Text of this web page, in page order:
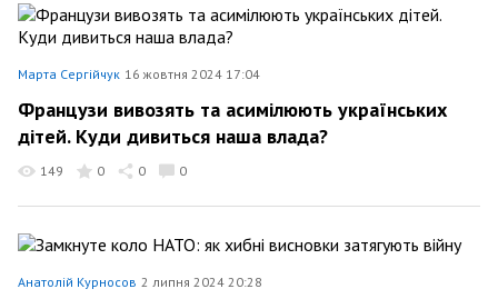
Марта Сергійчук 16 жовтня 2024 17:04
Французи вивозять та асимілюють українських
дітей. Куди дивиться наша влада?
149 0 0 0
Анатолій Курносов 2 липня 2024 20:28